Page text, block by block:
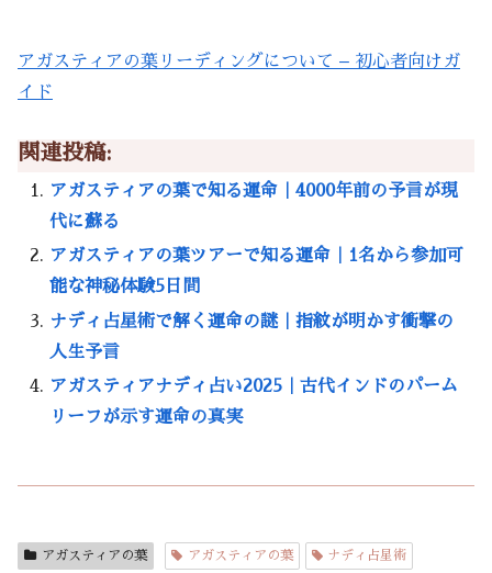
アガスティアの葉リーディングについて – 初心者向けガ
イド
関連投稿:
アガスティアの葉で知る運命｜4000年前の予言が現
代に蘇る
アガスティアの葉ツアーで知る運命｜1名から参加可
能な神秘体験5日間
ナディ占星術で解く運命の謎｜指紋が明かす衝撃の
人生予言
アガスティアナディ占い2025｜古代インドのパーム
リーフが示す運命の真実
アガスティアの葉 アガスティアの葉 ナディ占星術